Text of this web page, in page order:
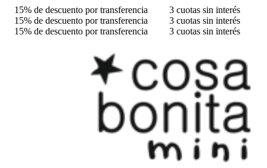
15% de descuento por transferencia
3 cuotas sin interés
15% de descuento por transferencia
3 cuotas sin interés
15% de descuento por transferencia
3 cuotas sin interés